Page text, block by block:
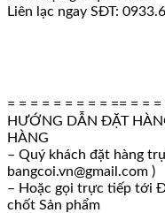
Liên lạc ngay SĐT:
= = = = = = = = = == = = =
HƯỚNG DẪN ĐẶT
HÀNG
– Quý khách đặt hàng
bangcoi.vn@gmail.com )
– Hoặc gọi trực tiếp tới
chốt Sản phẩm